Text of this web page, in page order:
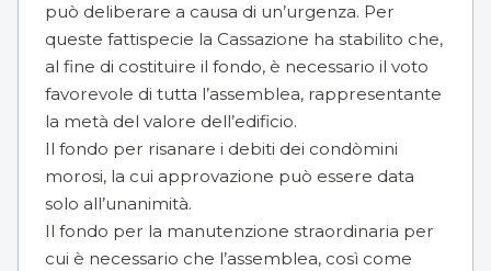
può deliberare a causa di un’urgenza. Per
queste fattispecie la Cassazione ha stabilito che,
al fine di costituire il fondo, è necessario il voto
favorevole di tutta l’assemblea, rappresentante
la metà del valore dell’edificio.
Il fondo per risanare i debiti dei condòmini
morosi, la cui approvazione può essere data
solo all’unanimità.
Il fondo per la manutenzione straordinaria per
cui è necessario che l’assemblea, così come